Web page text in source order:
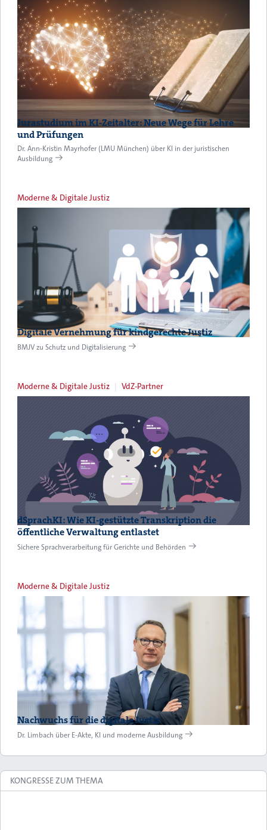
Jurastudium im KI-Zeitalter: Neue Wege für Lehre
und Prüfungen
Dr. Ann-Kristin Mayrhofer (LMU München) über KI in der juristischen
Ausbildung
Moderne & Digitale Justiz
Digitale Vernehmung für kindgerechte Justiz
BMJV zu Schutz und Digitalisierung
Moderne & Digitale Justiz VdZ-Partner
dSprachKI: Wie KI-gestützte Transkription die
öffentliche Verwaltung entlastet
Sichere Sprachverarbeitung für Gerichte und Behörden
Moderne & Digitale Justiz
Nachwuchs für die digitale Justiz
Dr. Limbach über E-Akte, KI und moderne Ausbildung
KONGRESSE ZUM THEMA